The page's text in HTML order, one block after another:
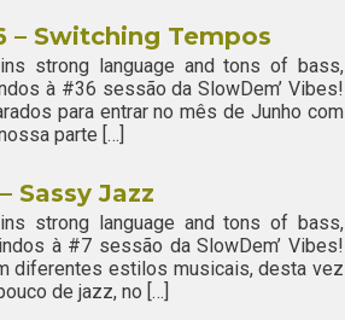
– Switching Tempos
strong language and tons of bass,
à #36 sessão da SlowDem’ Vibes!
para entrar no mês de Junho com
parte […]
Sassy Jazz
strong language and tons of bass,
à #7 sessão da SlowDem’ Vibes!
diferentes estilos musicais, desta vez
de jazz, no […]